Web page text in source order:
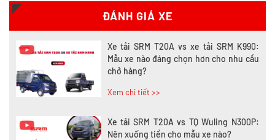
ĐÁNH GIÁ XE
Xe tải SRM T20A vs xe tải SRM K990:
Mẫu xe nào đáng chọn hơn cho nhu cầu
chở hàng?
Xem chi tiết >>
Xe tải SRM T20A vs TQ Wuling N300P:
Nên xuống tiền cho mẫu xe nào?